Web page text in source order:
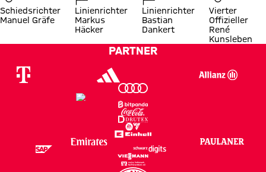
Schiedsrichter
Manuel Gräfe
Linienrichter
Markus
Häcker
Linienrichter
Bastian
Dankert
Vierter
Offizieller
René
Kunsleben
PARTNER